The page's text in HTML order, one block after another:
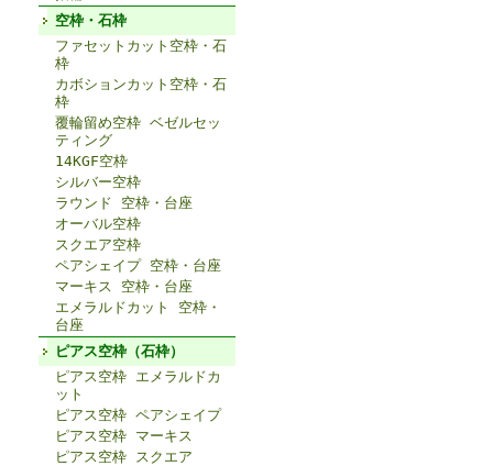
空枠・石枠
ファセットカット空枠・石
枠
カボションカット空枠・石
枠
覆輪留め空枠 ベゼルセッ
ティング
14KGF空枠
シルバー空枠
ラウンド 空枠・台座
オーバル空枠
スクエア空枠
ペアシェイプ 空枠・台座
マーキス 空枠・台座
エメラルドカット 空枠・
台座
ピアス空枠（石枠）
ピアス空枠 エメラルドカ
ット
ピアス空枠 ペアシェイプ
ピアス空枠 マーキス
ピアス空枠 スクエア